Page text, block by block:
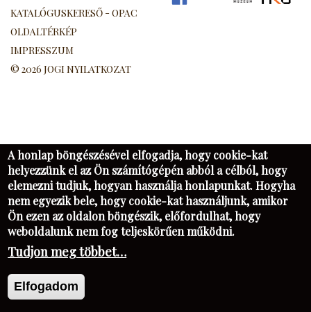
KATALÓGUSKERESŐ - OPAC
OLDALTÉRKÉP
IMPRESSZUM
© 2026 JOGI NYILATKOZAT
A honlap böngészésével elfogadja, hogy cookie-kat
helyezzünk el az Ön számítógépén abból a célból, hogy
elemezni tudjuk, hogyan használja honlapunkat. Hogyha
nem egyezik bele, hogy cookie-kat használjunk, amikor
Ön ezen az oldalon böngészik, előfordulhat, hogy
weboldalunk nem fog teljeskörűen működni.
Tudjon meg többet…
Elfogadom